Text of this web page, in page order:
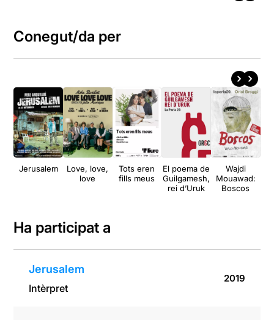
Conegut/da per
Jerusalem
Love, love,
love
Tots eren
fills meus
El poema de
Guilgamesh,
rei d’Uruk
Wajdi
Mouawad:
Boscos
Ha participat a
Jerusalem
Intèrpret
2019